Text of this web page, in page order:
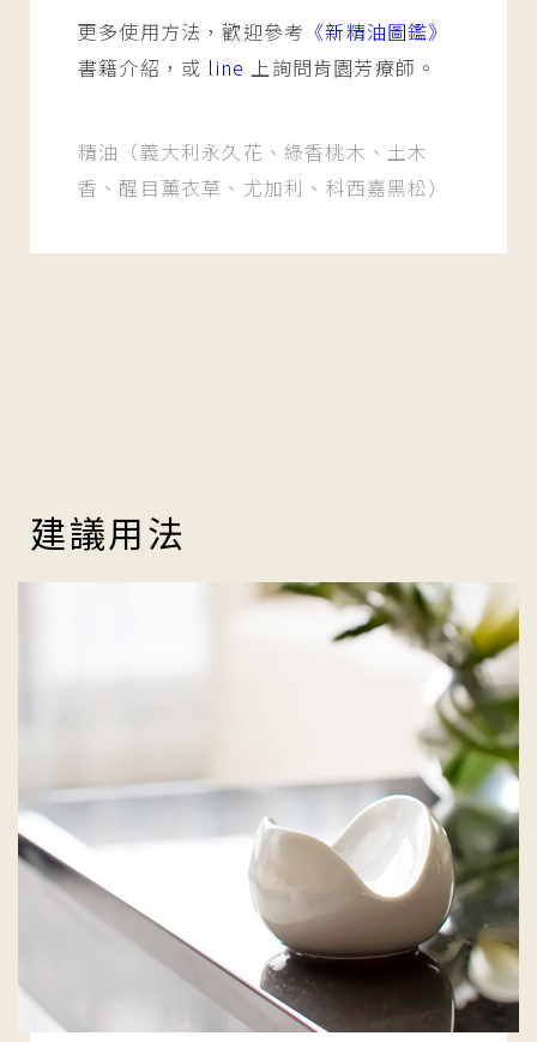
更多使用方法，歡迎參考 《新精油圖鑑》
書籍介紹，或 line 上詢問肯園芳療師。
精油（義大利永久花、綠香桃木、土木
香、醒目薰衣草、尤加利、科西嘉黑松）
建議用法